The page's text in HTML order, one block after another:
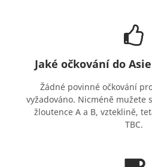
Jaké očkování do
Žádné povinné očkování
vyžadováno. Nicméně mužete
žloutence A a B, vzteklině,
TBC.